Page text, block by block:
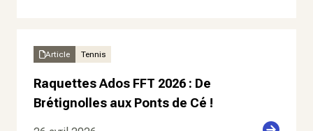
Article Tennis
Raquettes Ados FFT 2026 : De
Brétignolles aux Ponts de Cé !